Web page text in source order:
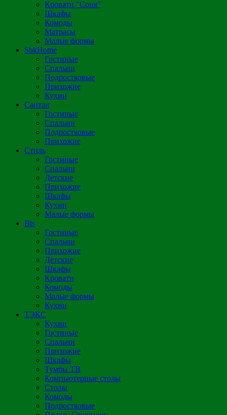
Кровати "Соня"
Шкафы
Комоды
Матрасы
Малые формы
SbkHome
Гостиные
Спальни
Подростковые
Прихожие
Кухни
Сантан
Гостиные
Спальни
Подростковые
Прихожие
Стиль
Гостиные
Спальни
Детские
Прихожие
Шкафы
Кухни
Малые формы
Bts
Гостиные
Спальни
Прихожие
Детские
Шкафы
Кровати
Комоды
Малые формы
Кухни
ТЭКС
Кухни
Гостиные
Спальни
Прихожие
Шкафы
Тумбы ТВ
Компьютерные столы
Столы
Комоды
Подростковые